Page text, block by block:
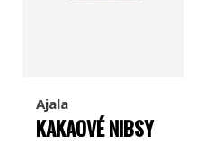
Ajala
KAKAOVÉ NIBSY